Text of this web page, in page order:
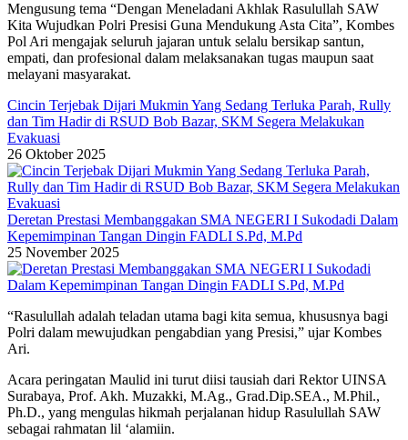
Mengusung tema “Dengan Meneladani Akhlak Rasulullah SAW
Kita Wujudkan Polri Presisi Guna Mendukung Asta Cita”, Kombes
Pol Ari mengajak seluruh jajaran untuk selalu bersikap santun,
empati, dan profesional dalam melaksanakan tugas maupun saat
melayani masyarakat.
Cincin Terjebak Dijari Mukmin Yang Sedang Terluka Parah, Rully
dan Tim Hadir di RSUD Bob Bazar, SKM Segera Melakukan
Evakuasi
26 Oktober 2025
Deretan Prestasi Membanggakan SMA NEGERI I Sukodadi Dalam
Kepemimpinan Tangan Dingin FADLI S.Pd, M.Pd
25 November 2025
“Rasulullah adalah teladan utama bagi kita semua, khususnya bagi
Polri dalam mewujudkan pengabdian yang Presisi,” ujar Kombes
Ari.
Acara peringatan Maulid ini turut diisi tausiah dari Rektor UINSA
Surabaya, Prof. Akh. Muzakki, M.Ag., Grad.Dip.SEA., M.Phil.,
Ph.D., yang mengulas hikmah perjalanan hidup Rasulullah SAW
sebagai rahmatan lil ‘alamiin.